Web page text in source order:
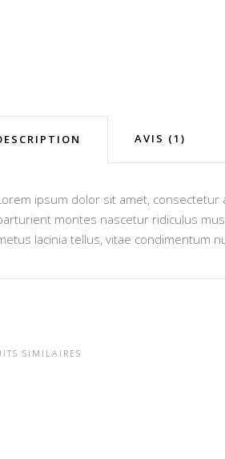
AVIS (1)
ipsum dolor sit amet, consectetur
montes nascetur ridiculus
lacinia tellus, vitae condimentum
SIMILAIRES